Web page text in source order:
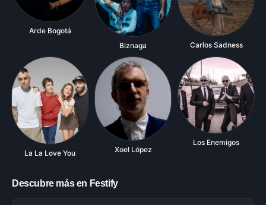
Arde Bogotá
Biznaga
Carlos Sadness
La La Love You Xoel López
Los Enemigos
Descubre más en Festify